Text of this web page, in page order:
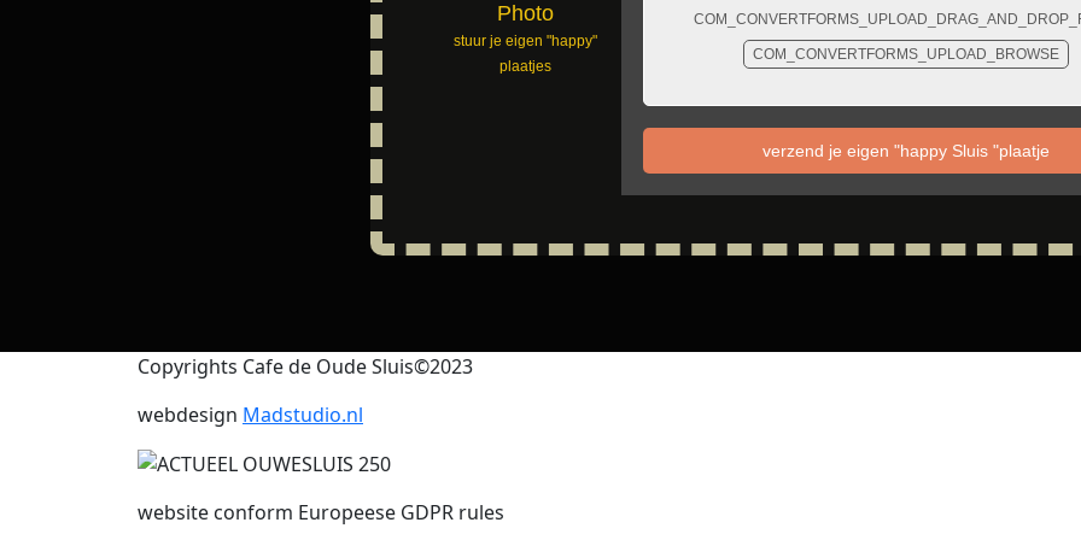
Photo
stuur je eigen "happy"
plaatjes
COM_CONVERTFORMS_UPLOAD_BROWSE
verzend je eigen "happy Sluis "plaatje
Copyrights Cafe de Oude Sluis©2023
webdesign Madstudio.nl
website conform Europeese GDPR rules